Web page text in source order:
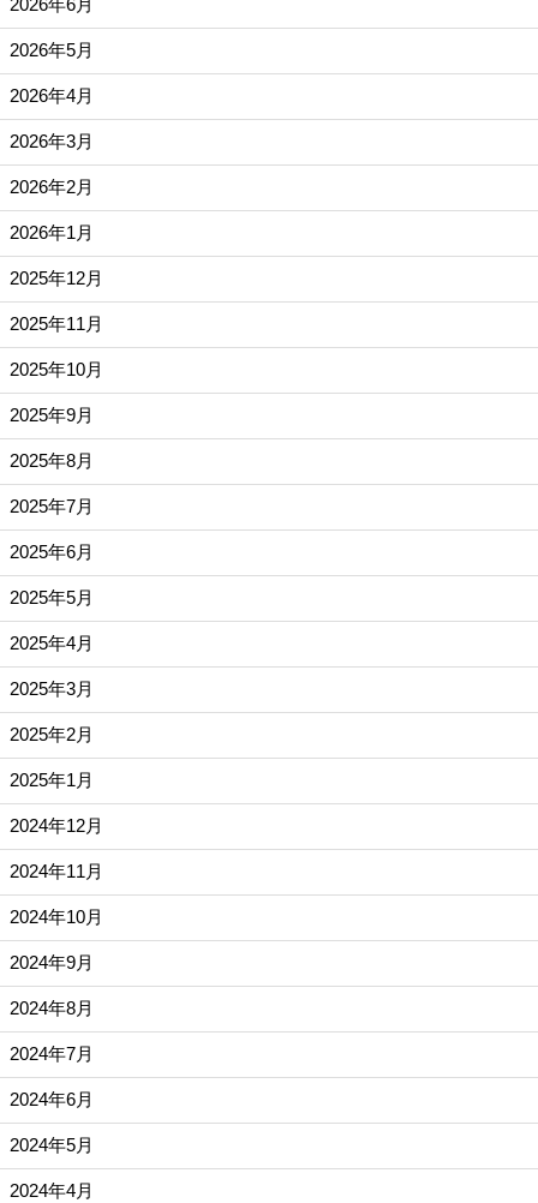
2026年6月
2026年5月
2026年4月
2026年3月
2026年2月
2026年1月
2025年12月
2025年11月
2025年10月
2025年9月
2025年8月
2025年7月
2025年6月
2025年5月
2025年4月
2025年3月
2025年2月
2025年1月
2024年12月
2024年11月
2024年10月
2024年9月
2024年8月
2024年7月
2024年6月
2024年5月
2024年4月